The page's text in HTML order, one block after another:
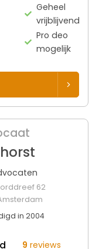
Geheel
vrijblijvend
Pro deo
mogelijk
62
Amsterdam
in 2004
9 reviews